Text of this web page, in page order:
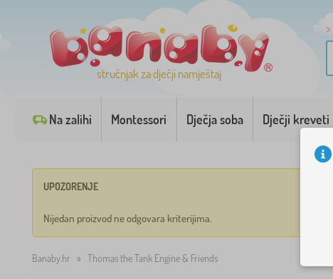
stručnjak za dječji namještaj
Na zalihi Montessori Dječja soba Dječji kreveti
UPOZORENJE
Nijedan proizvod ne odgovara kriterijima.
Banaby.hr » Thomas the Tank Engine & Friends